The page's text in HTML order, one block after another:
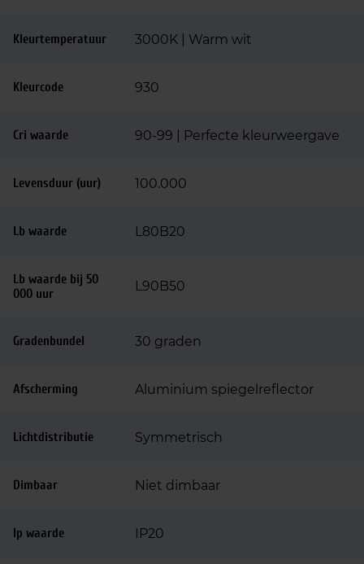
Kleurtemperatuur 3000K | Warm wit
Kleurcode 930
Cri waarde 90-99 | Perfecte kleurweergave
Levensduur (uur) 100.000
Lb waarde L80B20
Lb waarde bij 50
000 uur
L90B50
Gradenbundel 30 graden
Afscherming Aluminium spiegelreflector
Lichtdistributie Symmetrisch
Dimbaar Niet dimbaar
Ip waarde IP20